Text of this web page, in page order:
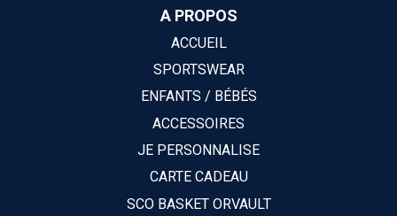
A PROPOS
ACCUEIL
SPORTSWEAR
ENFANTS / BÉBÉS
ACCESSOIRES
JE PERSONNALISE
CARTE CADEAU
SCO BASKET ORVAULT